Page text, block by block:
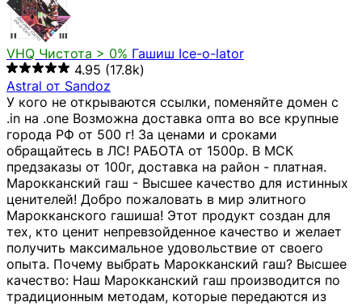
VHQ Чистота > 0% Гашиш Ice-o-lator
4.95 (17.8k)
Astral от Sandoz
У кого не открываются ссылки, поменяйте домен с
.in на .one Возможна доставка опта во все крупные
города РФ от 500 г! За ценами и сроками
обращайтесь в ЛС! РАБОТА от 1500р. В МСК
предзаказы от 100г, доставка на район - платная.
Марокканский гаш - Высшее качество для истинных
ценителей! Добро пожаловать в мир элитного
Марокканского гашиша! Этот продукт создан для
тех, кто ценит непревзойденное качество и желает
получить максимальное удовольствие от своего
опыта. Почему выбрать Марокканский гаш? Высшее
качество: Наш Марокканский гаш производится по
традиционным методам, которые передаются из